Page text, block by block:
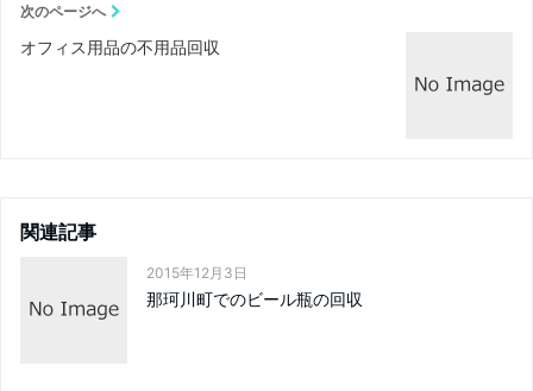
次のページへ
オフィス用品の不用品回収
関連記事
2015年12月3日
那珂川町でのビール瓶の回収